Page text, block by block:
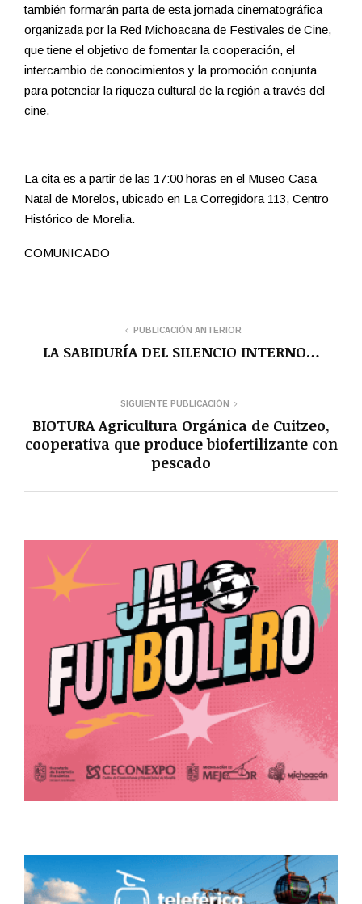
también formarán parta de esta jornada cinematográfica
organizada por la Red Michoacana de Festivales de Cine,
que tiene el objetivo de fomentar la cooperación, el
intercambio de conocimientos y la promoción conjunta
para potenciar la riqueza cultural de la región a través del
cine.
La cita es a partir de las 17:00 horas en el Museo Casa
Natal de Morelos, ubicado en La Corregidora 113, Centro
Histórico de Morelia.
COMUNICADO
PUBLICACIÓN ANTERIOR
LA SABIDURÍA DEL SILENCIO INTERNO…
SIGUIENTE PUBLICACIÓN
BIOTURA Agricultura Orgánica de Cuitzeo,
cooperativa que produce biofertilizante con
pescado